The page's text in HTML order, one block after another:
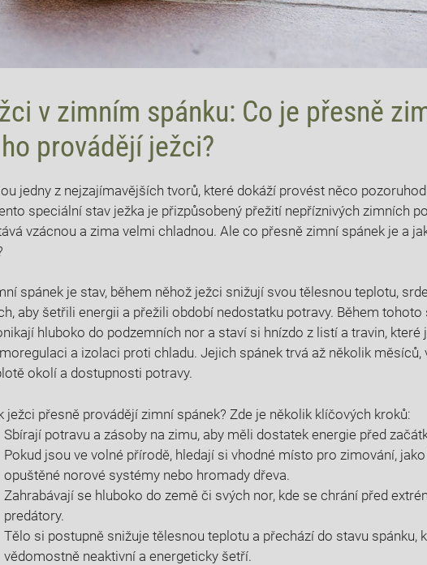
v zimním spánku: Co je ‌přesně
provádějí ježci?
jedny z nejzajímavějších ‌tvorů, které dokáží provést něco
speciální stav ježka je přizpůsobený přežití nepříznivých zimních
vzácnou a zima velmi ‍chladnou. Ale co přesně zimní spánek je a
spánek ​je stav, během‍ něhož ježci snižují svou tělesnou teplotu,
aby šetřili energii⁣ a přežili období⁢ nedostatku potravy. Během tohoto
hluboko do podzemních nor a staví si hnízdo z listí a travin, které⁣
a izolaci⁣ proti ⁢chladu. Jejich spánek trvá až několik měsíců,
okolí a dostupnosti potravy.
ježci přesně ‍provádějí zimní ⁤spánek?⁣ Zde je několik⁤ klíčových kroků:
Sbírají potravu a zásoby na zimu, aby ​měli dostatek energie před
Pokud jsou ve volné přírodě, hledají ​si vhodné místo pro zimování,
opuštěné norové systémy nebo hromady dřeva.
Zahrabávají se hluboko do země ‌či svých nor, kde se chrání před
predátory.
Tělo si postupně snižuje tělesnou teplotu a přechází do‌ stavu ​spánku,
vědomostně neaktivní a energeticky šetří.